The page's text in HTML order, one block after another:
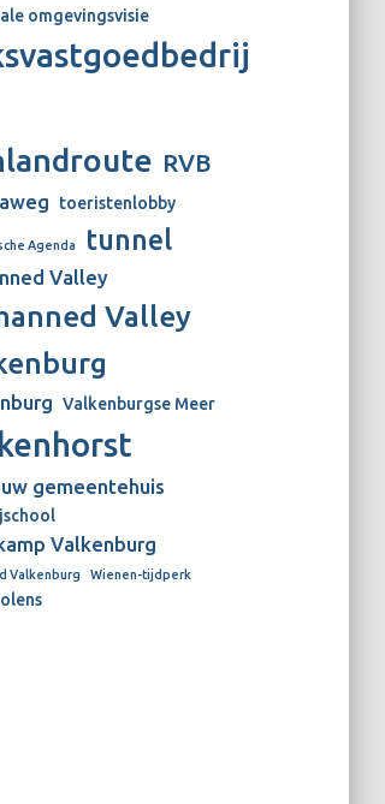
omgevingsvisie
RVB
toeristenlobby
Agenda tunnel
Valley
Valley
Valkenburgse Meer
gemeentehuis
Valkenburg
Valkenburg Wienen-tijdperk